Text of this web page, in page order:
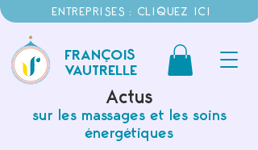
ENTREPRISES : CLIQUEZ ICI
FRANÇOIS
VAUTRELLE
Actus
sur les massages et les soins
énergétiques